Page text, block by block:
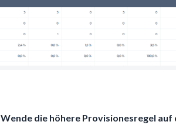
Wende die höhere Provisionesregel auf